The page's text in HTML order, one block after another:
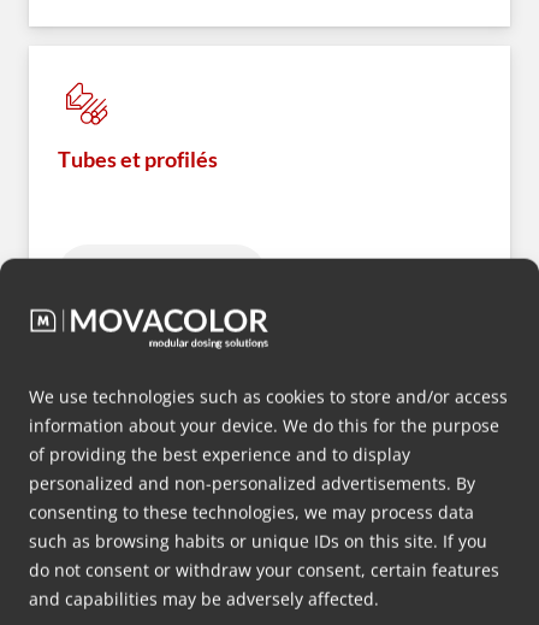
We use technologies such as cookies to store and/or access
information about your device. We do this for the purpose
of providing the best experience and to display
personalized and non-personalized advertisements. By
consenting to these technologies, we may process data
such as browsing habits or unique IDs on this site. If you
do not consent or withdraw your consent, certain features
and capabilities may be adversely affected.
Tubes et profilés
Capsules et fermetures
En savoir plus